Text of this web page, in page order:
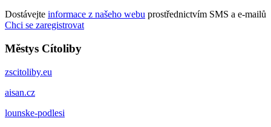
Dostávejte informace z našeho webu prostřednictvím SMS a e-mailů
Chci se zaregistrovat
Městys Cítoliby
zscitoliby.eu
aisan.cz
lounske-podlesi